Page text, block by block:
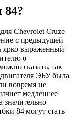
84?
Chevrolet Cruze
с предыдущей
ярко выраженный
о
сказать, так
ЭБУ была
вовремя не
медленнее
значительно
84 могут стать